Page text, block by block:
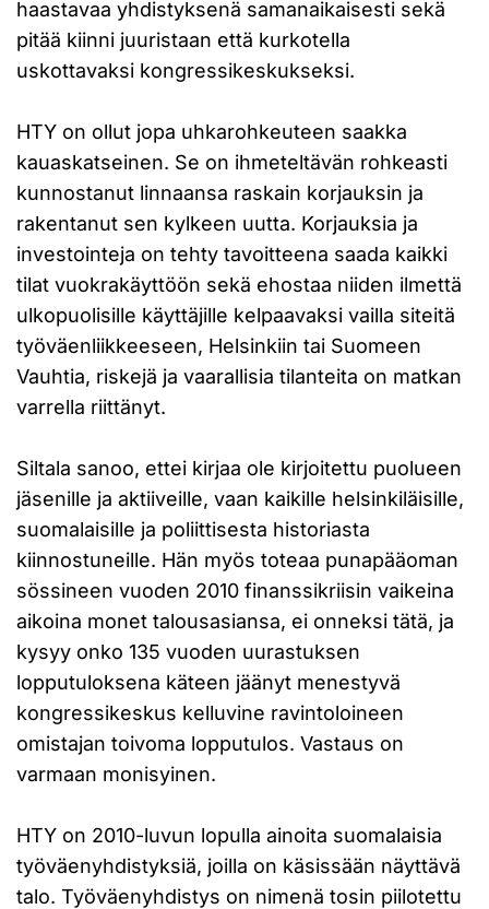
haastavaa yhdistyksenä samanaikaisesti sekä
pitää kiinni juuristaan että kurkotella
uskottavaksi kongressikeskukseksi.
HTY on ollut jopa uhkarohkeuteen saakka
kauaskatseinen. Se on ihmeteltävän rohkeasti
kunnostanut linnaansa raskain korjauksin ja
rakentanut sen kylkeen uutta. Korjauksia ja
investointeja on tehty tavoitteena saada kaikki
tilat vuokrakäyttöön sekä ehostaa niiden ilmettä
ulkopuolisille käyttäjille kelpaavaksi vailla siteitä
työväenliikkeeseen, Helsinkiin tai Suomeen
Vauhtia, riskejä ja vaarallisia tilanteita on matkan
varrella riittänyt.
Siltala sanoo, ettei kirjaa ole kirjoitettu puolueen
jäsenille ja aktiiveille, vaan kaikille helsinkiläisille,
suomalaisille ja poliittisesta historiasta
kiinnostuneille. Hän myös toteaa punapääoman
sössineen vuoden 2010 finanssikriisin vaikeina
aikoina monet talousasiansa, ei onneksi tätä, ja
kysyy onko 135 vuoden uurastuksen
lopputuloksena käteen jäänyt menestyvä
kongressikeskus kelluvine ravintoloineen
omistajan toivoma lopputulos. Vastaus on
varmaan monisyinen.
HTY on 2010-luvun lopulla ainoita suomalaisia
työväenyhdistyksiä, joilla on käsissään näyttävä
talo. Työväenyhdistys on nimenä tosin piilotettu